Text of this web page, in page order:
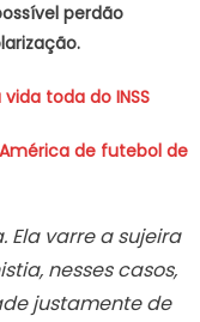
perdão
toda do INSS
de futebol de
Ela varre a sujeira
nesses casos,
justamente de